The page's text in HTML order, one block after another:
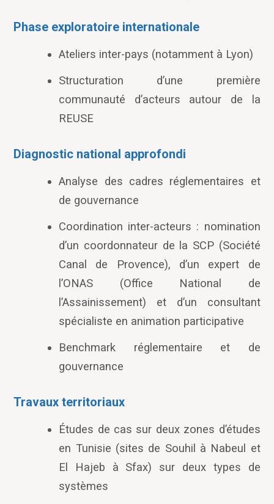
Phase exploratoire internationale
Ateliers inter-pays (notamment à Lyon)
Structuration d’une première
communauté d’acteurs autour de la
REUSE
Diagnostic national approfondi
Analyse des cadres réglementaires et
de gouvernance
Coordination inter-acteurs : nomination
d’un coordonnateur de la SCP (Société
Canal de Provence), d’un expert de
l’ONAS (Office National de
l’Assainissement) et d’un consultant
spécialiste en animation participative
Benchmark réglementaire et de
gouvernance
Travaux territoriaux
Études de cas sur deux zones d’études
en Tunisie (sites de Souhil à Nabeul et
El Hajeb à Sfax) sur deux types de
systèmes